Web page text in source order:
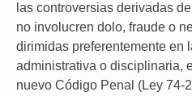
las controversias derivadas
no involucren dolo, fraude o
dirimidas preferentemente en
administrativa o disciplinaria,
nuevo Código Penal (Ley 74-